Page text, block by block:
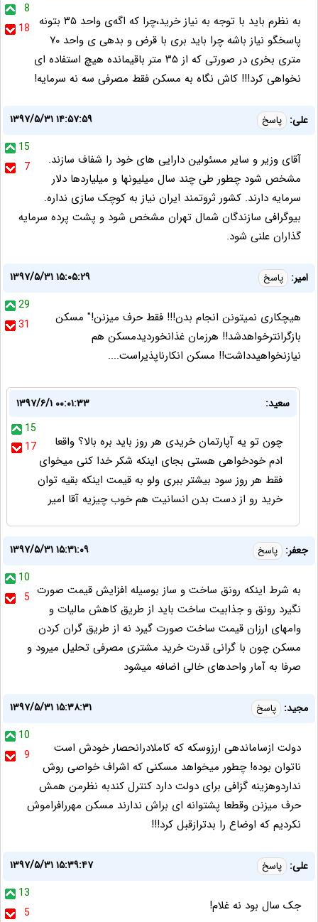
8
18
به نظرم باید با توجه به نیاز خرید،چرا که اگه‌ی واحد ۳۵ بتونه
پاسخگو نیاز باشه چرا باید بری با قرض و بدهی ی واحد ۷۰
متری بخری در صورتی که از ۳۵ متر باقیمانده هیچ استفاده ای
نخواهی کرد!!! کاش نگاه به مسکن فقط مصرفی سه نه سرمایه!
علی: پاسخ
۱۳۹۷/۵/۳۱ ۱۴:۵۷:۵۹
15
7
آقای وزیر و سایر مسئولین دارایی های خود را شفاف سازند.
مشخص شود چطور طی چند سال میلیونها و میلیاردها دلار
سرمایه دارند. کشور ثروتمند ایران نیاز به کوچک سازی نداره.
بیوگرافی سازندگان شمال تهران مشخص شود و پشت پرده سرمایه
گذاران علنی شود.
امیر: پاسخ
۱۳۹۷/۵/۳۱ ۱۵:۰۵:۲۹
29
31
هیچکاری نمیتونن انجام بدن!!! فقط حرف میزنن!" مسکن
بازگرانترخواهدشد!! هرزمان غذانخوردیدمسکن هم
نیازنخواهیدداشت!! مسکن انکارناپذیراست....
سعید:
۱۳۹۷/۶/۱ ۰۰:۰۱:۳۳
15
17
چون تو یه آپارتمان خریدی هر روز باید بره بالا؟ واقعا
ادم خودخواهی هستی بجای اینکه شکر خدا کنی میخوای
فقط هر روز سود بیشتر ببری ولو به قیمت اینکه بقیه توان
خرید رو از دست بدن انسانیت هم خوب چیزیه آقا امیر
جعفر: پاسخ
۱۳۹۷/۵/۳۱ ۱۵:۳۱:۰۹
10
5 به شرط اینکه رونق ساخت و ساز بوسیله افزایش قیمت صورت
نگیرد رونق و جذابیت ساخت باید از طریق کاهش مالیات و
وامهای ارزان قیمت ساخت صورت گیرد نه از طریق گران کردن
مسکن چون با گرانی قدرت خرید مشتری مصرفی تحلیل میرود و
صرفا به آمار واحدهای خالی اضافه میشود
مجید: پاسخ
۱۳۹۷/۵/۳۱ ۱۵:۳۸:۳۱
10
9
دولت ازساماندهی ارزوسکه که کاملادرانحصار خودش است
ناتوان بوده! چطور میخواهد مسکنی که اشراف خواصی روش
نداردوهزینه گزافی برای دولت دارد کنترل کندبه نظرمن همش
حرف میزنن وقطعا پشتوانه ای براش ندارند مسکن مهررافراموش
نکردیم که اوضاع را بدترازقبل کرد!!!
علی: پاسخ
۱۳۹۷/۵/۳۱ ۱۵:۳۹:۴۷
13
5
جک سال بود نه غلام!